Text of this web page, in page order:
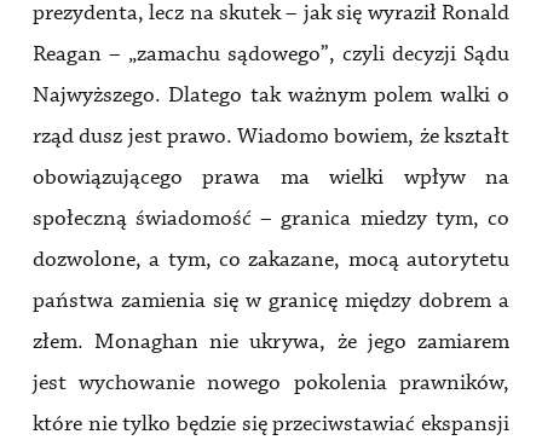
prezydenta, lecz na skutek – jak się wyraził Ronald
Reagan – „zamachu sądowego”, czyli decyzji Sądu
Najwyższego. Dlatego tak ważnym polem walki o
rząd dusz jest prawo. Wiadomo bowiem, że kształt
obowiązującego prawa ma wielki wpływ na
społeczną świadomość – granica miedzy tym, co
dozwolone, a tym, co zakazane, mocą autorytetu
państwa zamienia się w granicę między dobrem a
złem. Monaghan nie ukrywa, że jego zamiarem
jest wychowanie nowego pokolenia prawników,
które nie tylko będzie się przeciwstawiać ekspansji